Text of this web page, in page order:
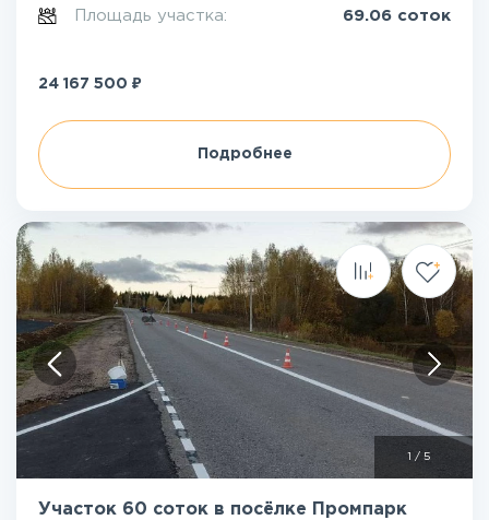
Площадь участка: 69.06 соток
24 167 500 ₽
Подробнее
/ 5
Участок 60 соток в посёлке Промпарк